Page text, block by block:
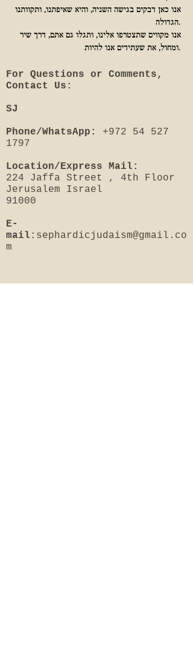
אנו כאן דבקים בגישה השניה, והיא שאיפתנו, ותקוותנו
הגדולה.
אנו מקווים שתצטרפו אלינו, ותגלו גם אתם, דרך שיר
ומחול, את שעתידים אנו להיות.
For Questions or Comments,
Contact Us:
SJ
Phone/WhatsApp:
+972 54 527
1797
Location/Express Mail:
224 Jaffa Street , 4th Floor
Jerusalem Israel
91000
E-
mail : sephardicjudaism@gmail.co
m